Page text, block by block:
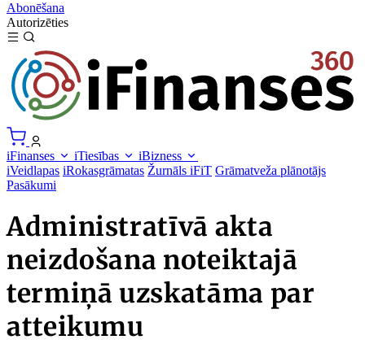
Abonēšana
Autorizēties
iFinanses iTiesības
iBizness
iVeidlapas iRokasgrāmatas Žurnāls iFiT Grāmatveža plānotājs
Pasākumi
Administratīvā akta
neizdošana noteiktajā
termiņā uzskatāma par
atteikumu